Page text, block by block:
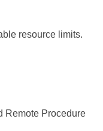
resource limits.
Procedure